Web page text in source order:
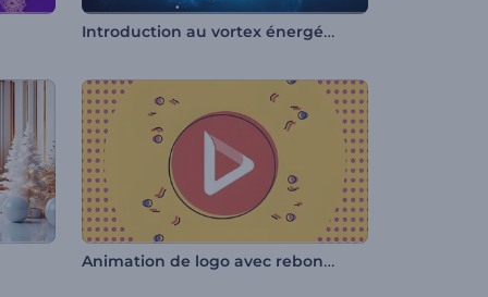
Introduction au vortex énergétique
Animation de logo avec rebond en 2D